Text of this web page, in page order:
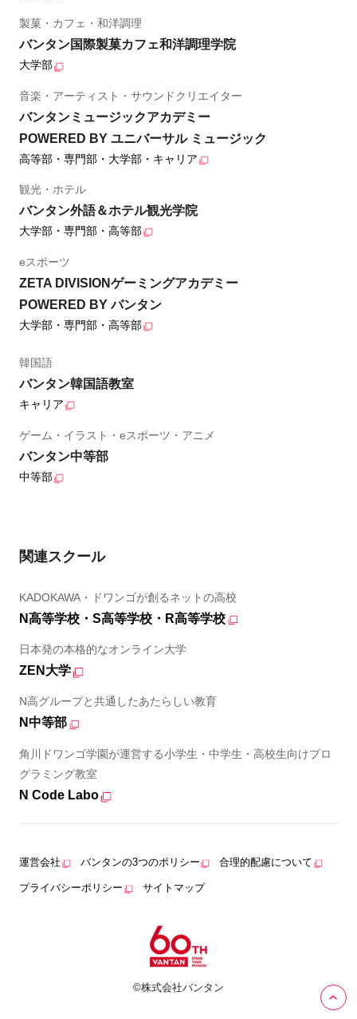
製菓・カフェ・和洋調理
バンタン国際製菓カフェ和洋調理学院
大学部
音楽・アーティスト・サウンドクリエイター
バンタンミュージックアカデミー
POWERED BY ユニバーサル ミュージック
高等部・専門部・大学部・キャリア
観光・ホテル
バンタン外語＆ホテル観光学院
大学部・専門部・高等部
eスポーツ
ZETA DIVISIONゲーミングアカデミー
POWERED BY バンタン
大学部・専門部・高等部
韓国語
バンタン韓国語教室
キャリア
ゲーム・イラスト・eスポーツ・アニメ
バンタン中等部
中等部
関連スクール
KADOKAWA・ドワンゴが創るネットの高校
N高等学校・S高等学校・R高等学校
日本発の本格的なオンライン大学
ZEN大学
N高グループと共通したあたらしい教育
N中等部
角川ドワンゴ学園が運営する小学生・中学生・高校生向けプロ
グラミング教室
N Code Labo
運営会社 バンタンの3つのポリシー 合理的配慮について
プライバシーポリシー サイトマップ
©株式会社バンタン